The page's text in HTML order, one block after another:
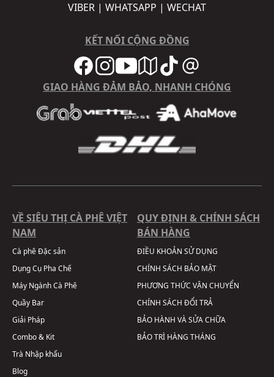
VIBER | WHATSAPP | WECHAT
KẾT NỐI CỘNG ĐỒNG
GIAO HÀNG ĐẢM BẢO, NHANH CHÓNG
VỀ SIÊU THỊ CÀ PHÊ VIỆT
NAM
Cà phê Đặc sản
Dụng Cụ Pha Chế
Máy Ngành Cà Phê
Quầy Bar
Giải Pháp
Combo & Kit
Trà Nhập khẩu
Blog
QUY ĐỊNH & CHÍNH SÁCH
BÁN HÀNG
ĐIỀU KHOẢN SỬ DỤNG
CHÍNH SÁCH BẢO MẬT
PHƯƠNG THỨC VẬN CHUYỂN
CHÍNH SÁCH ĐỔI TRẢ
BẢO HÀNH VÀ SỬA CHỮA
BẢO TRÌ HÀNG THÁNG